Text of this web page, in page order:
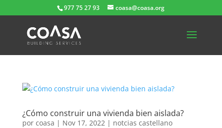
977 75 27 93 coasa@coasa.org
¿Cómo construir una vivienda bien aislada?
por coasa | Nov 17, 2022| notcias castellano